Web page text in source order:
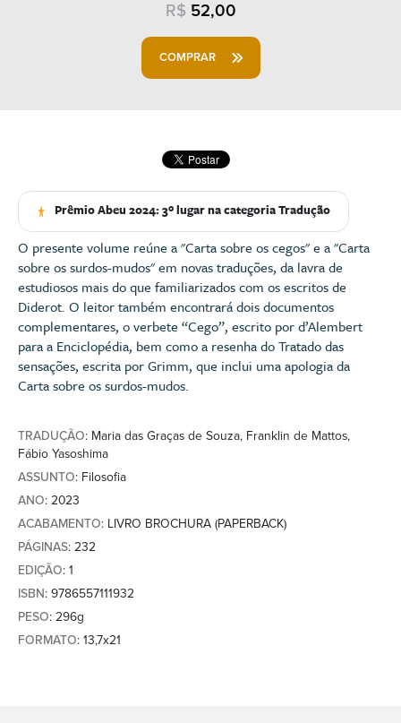
R$ 52,00
COMPRAR
Prêmio Abeu 2024: 3º lugar na categoria Tradução
O presente volume reúne a "Carta sobre os cegos" e a "Carta
sobre os surdos-mudos" em novas traduções, da lavra de
estudiosos mais do que familiarizados com os escritos de
Diderot. O leitor também encontrará dois documentos
complementares, o verbete “Cego”, escrito por d’Alembert
para a Enciclopédia, bem como a resenha do Tratado das
sensações, escrita por Grimm, que inclui uma apologia da
Carta sobre os surdos-mudos.
TRADUÇÃO: Maria das Graças de Souza, Franklin de Mattos,
Fábio Yasoshima
ASSUNTO: Filosofia
ANO: 2023
ACABAMENTO: LIVRO BROCHURA (PAPERBACK)
PÁGINAS: 232
EDIÇÃO: 1
ISBN: 9786557111932
PESO: 296g
FORMATO: 13,7x21